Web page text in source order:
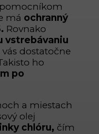
pomocníkom
má ochranný
Rovnako
vstrebávaniu
dostatočne
ho
po
a miestach
olej
chlóru, čím